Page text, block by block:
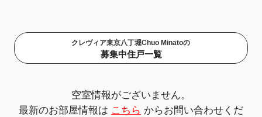
クレヴィア東京八丁堀Chuo Minatoの
募集中住戸一覧
空室情報がございません。
最新のお部屋情報は こちら からお問い合わせくだ